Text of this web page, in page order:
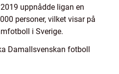
uppnådde ligan en
personer, vilket visar på
i Sverige.
Damallsvenskan fotboll